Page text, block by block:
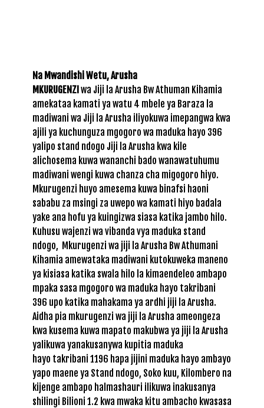
Na Mwandishi Wetu, Arusha
MKURUGENZIwa Jiji la Arusha Bw Athuman Kihamia
amekataa kamati ya watu 4 mbele ya Baraza la
madiwani wa Jiji la Arusha iliyokuwa imepangwa kwa
ajili ya kuchunguza mgogoro wa maduka hayo 396
yalipo stand ndogo Jiji la Arusha kwa kile
alichosema kuwa wananchi bado wanawatuhumu
madiwani wengi kuwa chanza cha migogoro hiyo.
Mkurugenzi huyo amesema kuwa binafsi haoni
sababu za msingi za uwepo wa kamati hiyo badala
yake ana hofu ya kuingizwa siasa katika jambo hilo.
Kuhusu wajenzi wa vibanda vya maduka stand
ndogo, Mkurugenzi wa jiji la Arusha Bw Athumani
Kihamia amewataka madiwani kutokuweka maneno
ya kisiasa katika swala hilo la kimaendeleo ambapo
mpaka sasa mgogoro wa maduka hayo takribani
396 upo katika mahakama ya ardhi jiji la Arusha.
Aidha pia mkurugenzi wa jiji la Arusha ameongeza
kwa kusema kuwa mapato makubwa ya jiji la Arusha
yalikuwa yanakusanywa kupitia maduka
hayo takribani 1196 hapa jijini maduka hayo ambayo
yapo maene ya Stand ndogo, Soko kuu, Kilombero na
kijenge ambapo halmashauri ilikuwa inakusanya
shilingi Bilioni 1.2 kwa mwaka kitu ambacho kwasasa